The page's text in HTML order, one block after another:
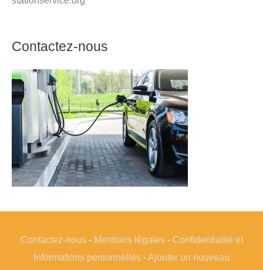
Contactez-nous
Contactez-nous- Mentions légales- Confidentialité et
Informations personnelles -Ajouter un nouveau